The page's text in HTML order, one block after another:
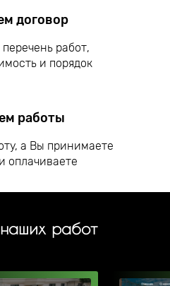
договор
работ,
и порядок
работы
а Вы принимаете
оплачиваете
работ